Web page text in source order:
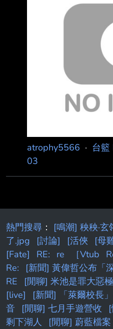
atrophy5566 · 台
03
熱門搜尋 ： [鳴潮] 秧秧·
了.jpg
[討論] [活俠 [母
[Fate]
RE: re ［Vtub
Re:
[新聞] 黃偉哲公布「
RE
[閒聊] 米池是罪大惡
[live]
[新聞] 「萊爾校長
音
[閒聊] 七月手遊營收
剩下湖人
[閒聊] 蔚藍檔